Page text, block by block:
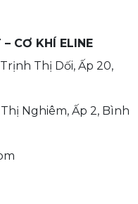
CƠ KHÍ ELINE
Trịnh Thị Dối, Ấp 20,
Nghiêm, Ấp 2, Bình